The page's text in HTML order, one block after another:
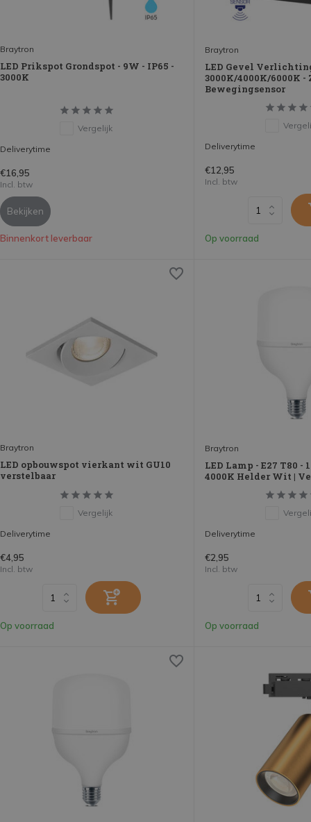
Braytron
LED Prikspot Grondspot - 9W - IP65 -
3000K
Vergelijk
Deliverytime
€16,95
Incl. btw
Bekijken
Binnenkort leverbaar
Braytron
LED Gevel
3000K/4000K/6000K -
Bewegingsensor
Deliverytime
€12,95
Incl. btw
Op voorraad
Braytron
LED opbouwspot vierkant wit GU10
verstelbaar
Vergelijk
Deliverytime
€4,95
Incl. btw
Op voorraad
Braytron
LED Lamp - E27 T80 -
4000K Helder Wit |
Deliverytime
€2,95
Incl. btw
Op voorraad